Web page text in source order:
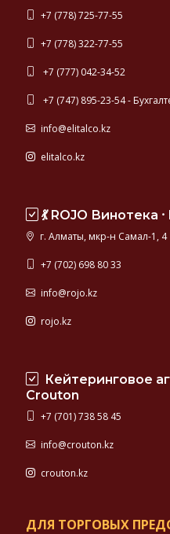
+7 (778) 725-77-55
+7 (778) 322-77-55
+7 (777) 042-34-52
+7 (747) 895-23-54 -
info@elitalco.kz
elitalco.kz
💃 ROJO Винотека
г. Алматы, мкр-н Самал-1, 4
+7 (702) 698 80 33
info@rojo.kz
rojo.kz
Кейтеринговое
Crouton
+7 (701) 738 58 45
info@crouton.kz
crouton.kz
ДЛЯ ТОРГОВЫХ